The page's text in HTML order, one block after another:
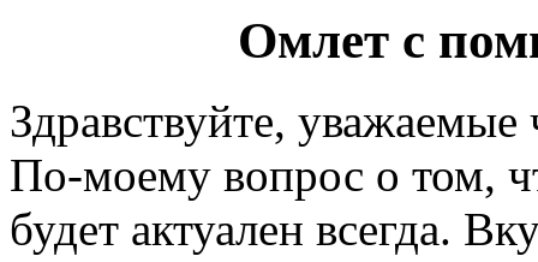
Омлет с
Здравствуйте, уважаемые
По-моему вопрос о том,
будет актуален всегда.